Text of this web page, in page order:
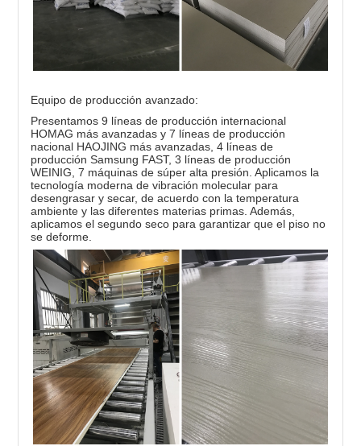
Equipo de producción avanzado:
Presentamos 9 líneas de producción internacional
HOMAG más avanzadas y 7 líneas de producción
nacional HAOJING más avanzadas, 4 líneas de
producción Samsung FAST, 3 líneas de producción
WEINIG, 7 máquinas de súper alta presión. Aplicamos la
tecnología moderna de vibración molecular para
desengrasar y secar, de acuerdo con la temperatura
ambiente y las diferentes materias primas. Además,
aplicamos el segundo seco para garantizar que el piso no
se deforme.